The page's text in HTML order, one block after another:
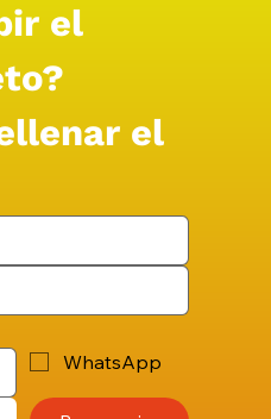
el
el
WhatsApp